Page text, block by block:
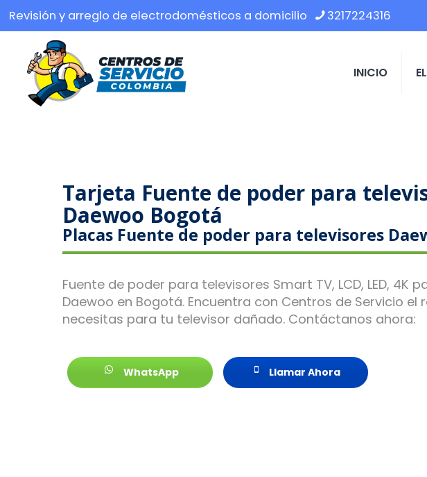
Revisión y arreglo de electrodomésticos a domicilio 3217224316
INICIO
Tarjeta Fuente de poder para
Daewoo Bogotá
Placas Fuente de poder para televisores
Fuente de poder para televisores Smart TV, LCD, LED, 4K
Daewoo en Bogotá. Encuentra con Centros de Servicio el
necesitas para tu televisor dañado. Contáctanos ahora:
WhatsApp Llamar Ahora